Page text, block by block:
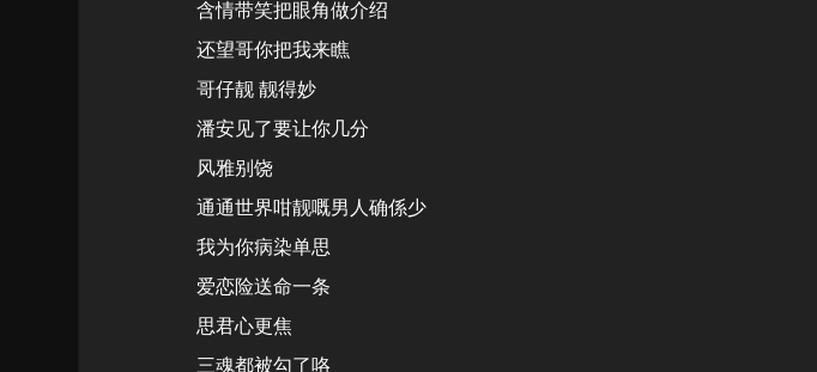
含情带笑把眼角做介绍
还望哥你把我来瞧
哥仔靓 靓得妙
潘安见了要让你几分
风雅别饶
通通世界咁靓嘅男人确係少
我为你病染单思
爱恋险送命一条
思君心更焦
三魂都被勾了咯